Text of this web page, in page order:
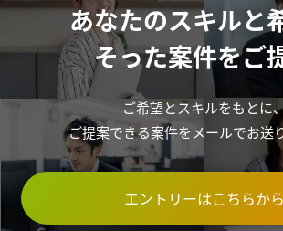
あなたのスキルと
そった案件をご
ご希望とスキルをもとに
ご提案できる案件をメールでお送
エントリーはこちらから